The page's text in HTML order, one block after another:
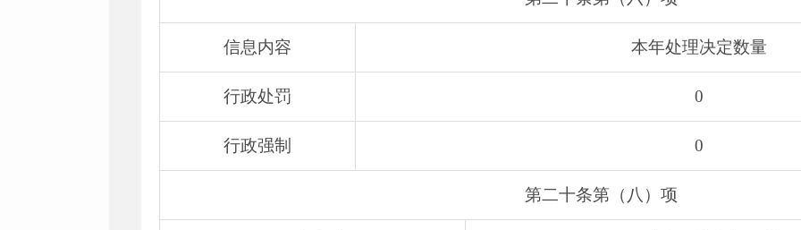
信息内容 本年处理决定数量
行政处罚 0
行政强制 0
第二十条第（八）项